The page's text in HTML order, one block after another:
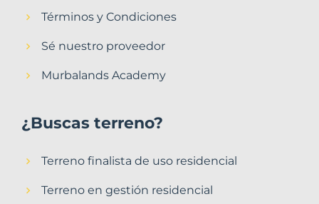
Términos y Condiciones
Sé nuestro proveedor
Murbalands Academy
¿Buscas terreno?
Terreno finalista de uso residencial
Terreno en gestión residencial